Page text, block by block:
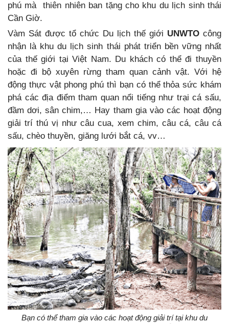
phú mà thiên nhiên ban tặng cho khu du lịch sinh thái
Cần Giờ.
Vàm Sát được tổ chức Du lịch thế giới UNWTO công
nhận là khu du lịch sinh thái phát triển bền vững nhất
của thế giới tại Việt Nam. Du khách có thể đi thuyền
hoặc đi bộ xuyên rừng tham quan cảnh vật. Với hệ
động thực vật phong phú thì bạn có thể thỏa sức khám
phá các địa điểm tham quan nổi tiếng như trại cá sấu,
đầm dơi, sân chim,… Hay tham gia vào các hoạt động
giải trí thú vị như câu cua, xem chim, câu cá, câu cá
sấu, chèo thuyền, giăng lưới bắt cá, vv…
Bạn có thể tham gia vào các hoạt động giải trí tại khu du